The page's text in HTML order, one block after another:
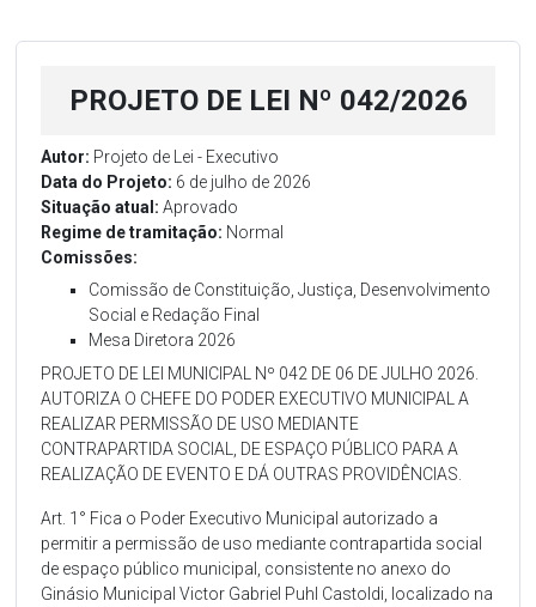
PROJETO DE LEI Nº 042/2026
Autor: Projeto de Lei - Executivo
Data do Projeto: 6 de julho de 2026
Situação atual: Aprovado
Regime de tramitação: Normal
Comissões:
Comissão de Constituição, Justiça, Desenvolvimento
Social e Redação Final
Mesa Diretora 2026
PROJETO DE LEI MUNICIPAL Nº 042 DE 06 DE JULHO 2026.
AUTORIZA O CHEFE DO PODER EXECUTIVO MUNICIPAL A
REALIZAR PERMISSÃO DE USO MEDIANTE
CONTRAPARTIDA SOCIAL, DE ESPAÇO PÚBLICO PARA A
REALIZAÇÃO DE EVENTO E DÁ OUTRAS PROVIDÊNCIAS.
Art. 1° Fica o Poder Executivo Municipal autorizado a
permitir a permissão de uso mediante contrapartida social
de espaço público municipal, consistente no anexo do
Ginásio Municipal Victor Gabriel Puhl Castoldi, localizado na